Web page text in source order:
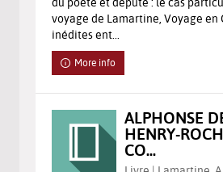
voyage de Lamartine, Voyage en
inédites ent...
More info
ALPHONSE
HENRY-
CO...